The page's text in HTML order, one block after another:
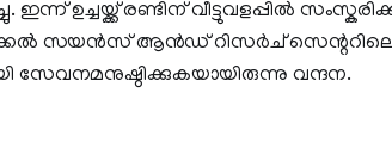
ഇന്ന് ഉച്ചയ്ക്ക് രണ്ടിന് വീട്ടുവളപ്പിൽ
സയൻസ് ആൻഡ് റിസർച്
വന്ദന.